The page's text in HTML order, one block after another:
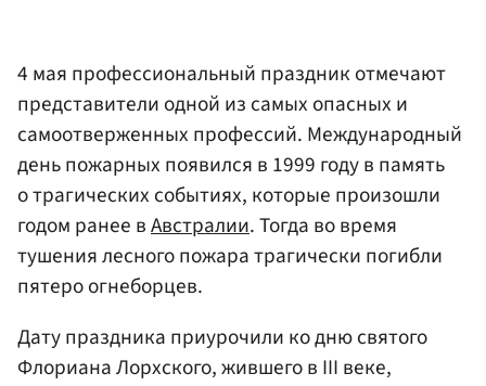
4 мая профессиональный праздник отмечают
представители одной из самых опасных и
самоотверженных профессий. Международный
день пожарных появился в 1999 году в память
о трагических событиях, которые произошли
годом ранее вАвстралии. Тогда во время
тушения лесного пожара трагически погибли
пятеро огнеборцев.
Дату праздника приурочили ко дню святого
Флориана Лорхского, жившего в III веке,